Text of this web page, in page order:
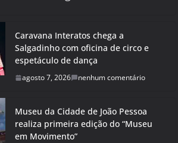
Caravana Interatos chega a
Salgadinho com oficina de circo e
espetáculo de dança
agosto 7, 2026 nenhum comentário
Museu da Cidade de João Pessoa
realiza primeira edição do “Museu
em Movimento”